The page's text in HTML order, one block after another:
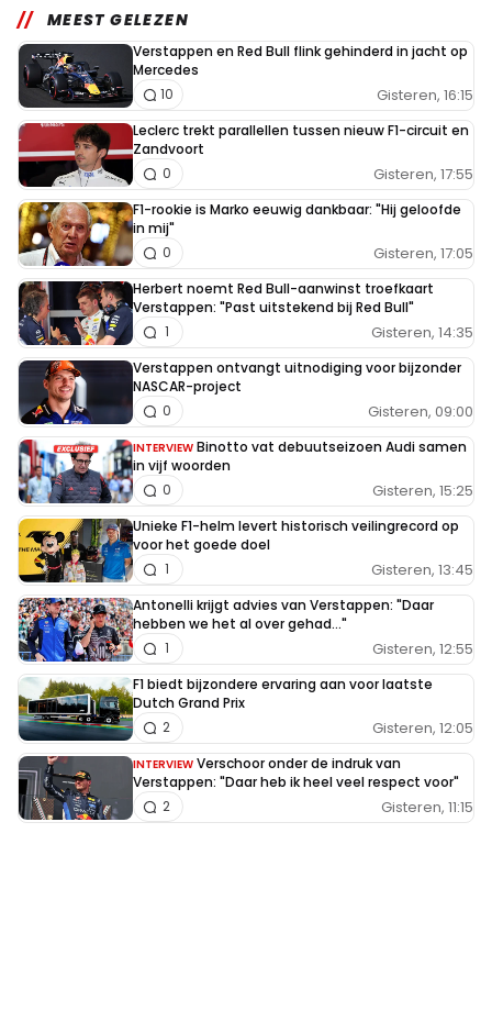
MEEST GELEZEN
Verstappen en Red Bull flink gehinderd in jacht op
Mercedes
Gisteren, 16:15
10
Leclerc trekt parallellen tussen nieuw F1-circuit en
Zandvoort
Gisteren, 17:55
0
F1-rookie is Marko eeuwig dankbaar: "Hij geloofde
in mij"
Gisteren, 17:05
0
Herbert noemt Red Bull-aanwinst troefkaart
Verstappen: "Past uitstekend bij Red Bull"
Gisteren, 14:35
1
Verstappen ontvangt uitnodiging voor bijzonder
NASCAR-project
Gisteren, 09:00
0
INTERVIEW Binotto vat debuutseizoen Audi samen
in vijf woorden
Gisteren, 15:25
0
Unieke F1-helm levert historisch veilingrecord op
voor het goede doel
Gisteren, 13:45
1
Antonelli krijgt advies van Verstappen: "Daar
hebben we het al over gehad..."
Gisteren, 12:55
1
F1 biedt bijzondere ervaring aan voor laatste
Dutch Grand Prix
Gisteren, 12:05
2
INTERVIEW Verschoor onder de indruk van
Verstappen: "Daar heb ik heel veel respect voor"
Gisteren, 11:15
2